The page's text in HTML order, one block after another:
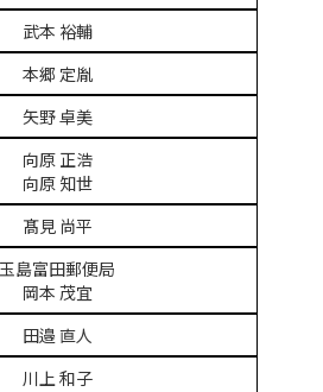
武本 裕輔
本郷 定胤
矢野 卓美
向原 正浩
向原 知世
髙見 尚平
玉島富田郵便局
岡本 茂宜
田邉 直人
川上 和子